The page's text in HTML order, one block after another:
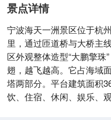
景点详情
宁波海天一洲景区位于杭
里，通过匝道桥与大桥主
区外观整体造型“大鹏擎
翅，越飞越高。它占海域
塔两部分。平台建筑面积
饮、住宿、休闲、娱乐、